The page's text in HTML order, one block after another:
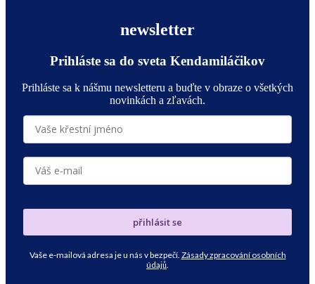
newsletter
Prihláste sa do sveta Kendamiláčikov
Prihláste sa k nášmu newsletteru a buďte v obraze o všetkých
novinkách a zľavách.
přihlásit se
Vaše e-mailová adresa je u nás v bezpečí. Zásady zpracování osobních
údajů.